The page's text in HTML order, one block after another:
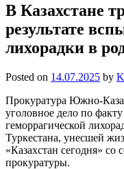
В Казахстане
результате
лихорадки в
Posted on 14.07.2025 by
Прокуратура Южно-
уголовное дело по
геморрагической
Туркестана, унесшей
«Казахстан сегодня» со
прокуратуры.